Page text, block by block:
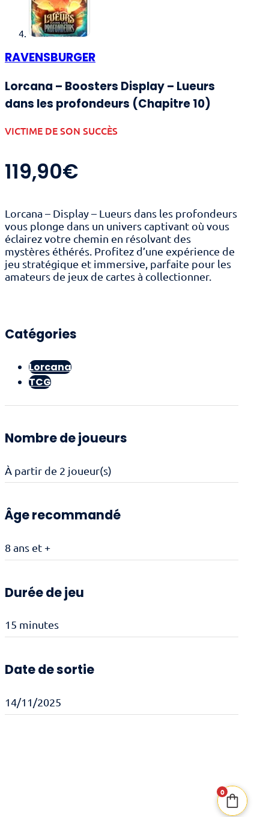
RAVENSBURGER
Lorcana – Boosters Display – Lueurs
dans les profondeurs (Chapitre 10)
VICTIME DE SON SUCCÈS
119,90€
Lorcana – Display – Lueurs dans les profondeurs
vous plonge dans un univers captivant où vous
éclairez votre chemin en résolvant des
mystères éthérés. Profitez d’une expérience de
jeu stratégique et immersive, parfaite pour les
amateurs de jeux de cartes à collectionner.
Catégories
Lorcana
TCG
Nombre de joueurs
À partir de 2 joueur(s)
Âge recommandé
8 ans et +
Durée de jeu
15 minutes
Date de sortie
14/11/2025
0